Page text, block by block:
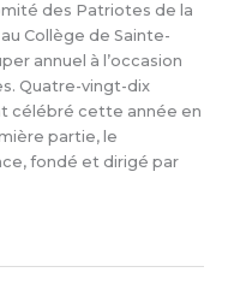
des Patriotes de la
Collège de Sainte-
annuel à l’occasion
Quatre-vingt-dix
célébré cette année en
partie, le
fondé et dirigé par